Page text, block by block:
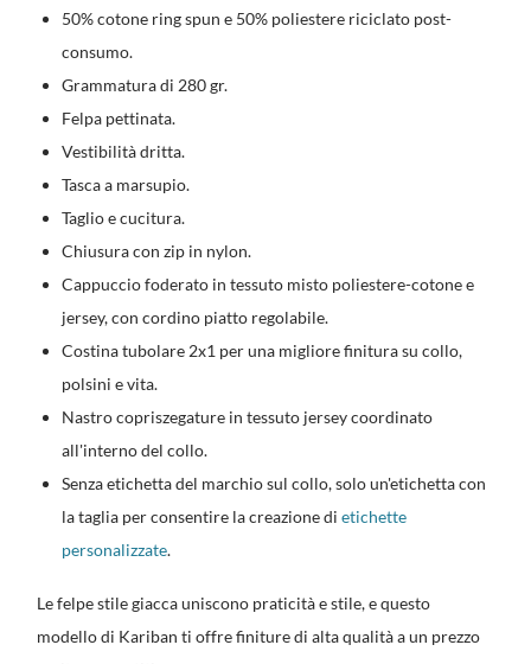
50% cotone ring spun e 50% poliestere riciclato post-
consumo.
Grammatura di 280 gr.
Felpa pettinata.
Vestibilità dritta.
Tasca a marsupio.
Taglio e cucitura.
Chiusura con zip in nylon.
Cappuccio foderato in tessuto misto poliestere-cotone e
jersey, con cordino piatto regolabile.
Costina tubolare 2x1 per una migliore finitura su collo,
polsini e vita.
Nastro copriszegature in tessuto jersey coordinato
all'interno del collo.
Senza etichetta del marchio sul collo, solo un'etichetta con
la taglia per consentire la creazione dietichette
personalizzate.
Le felpe stile giacca uniscono praticità e stile, e questo
modello di Kariban ti offre finiture di alta qualità a un prezzo